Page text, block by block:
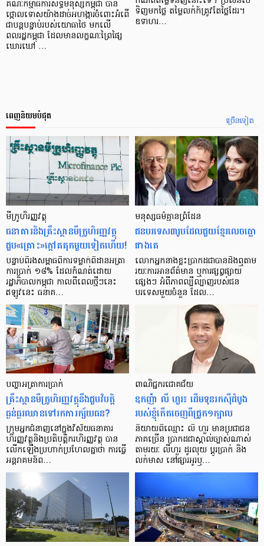
គណៈកម្មាធិការសិទ្ធិមនុស្សកម្ពុជា បាន
ថ្កោលទោសយ៉ាងដាច់អហង្ការចំពោះអំពើ
ជាបន្តបន្ទាប់របស់យោធាថៃ មកលើ
ពលរដ្ឋកម្ពុជា ដែលមានលក្ខណៈព្រៃផ្សៃ
ឃោរឃៅ …
ទិញ​​មក​ថ្លៃ តម្លៃ​លក់​ក៍​ត្រូវ​តែ​ថ្លៃ​ដែរ។
ឧទាហរ…
ច្រើនទៀត
ពេញនិយមបំផុត
មីក្រូ​ហិរញ្ញវត្ថុ
ធនាគារ​និង​គ្រឹះស្ថាន​មីក្រូ​ហិរញ្ញវត្ថុ​
ជួប«គ្រោះ»ក្តៅ​គគុក​មួយ​ទៀត​ហើយ!
បន្ទាប់​ពី​រង​សម្ពាធ​​ពី​ការ​ទម្លាក់​ពិដាន​អត្រា​
ការ​ប្រាក់ ១៨​% ដែល​កំណត់​ដោយ​
រដ្ឋាភិបាល​កម្ពុជា កាល​ពី​ពេល​ថ្មីៗ​នេះ
ឥឡូវ​នេះ ធនាគ…
មនុស្ស​ធម៌​គ្មាន​ព្រំដែន
ជន​បរទេស​៣​រូប​ដែល​ជួយ​ខ្មែរ​លេច​ធ្លោ​
ជាង​គេ
លោកអ្នក​នាង​ខ្លះ​ប្រាកដ​ជា​បាន​​ដឹង​ឮ​តាម​
រយៈ​ការ​អាន​ព័ត៌មាន ឬ​ការ​ផ្សព្វផ្សាយ​
ផ្សេងៗ អំពី​ភាព​ល្បីល្បាញ​របស់​ជន​
បរទេស​មួយ​ចំនួន ដែល…
បញ្ហា​អត្រា​ការប្រាក់
គ្រឹះស្ថាន​មីក្រូ​ហិរញ្ញវត្ថុ​នឹង​ជួប​វិបត្តិ​
ធ្ងន់ធ្ងរ​ឈាន​ទៅ​រក​ការ​ក្ស័យធន?
ក្រុម​អ្នក​ជំនាញ​នៅ​ក្នុង​វិស័យ​ធនាគារ
ហិរញ្ញវត្ថុ​និង​ប្រតិបត្តិករ​ហិរញ្ញ​វត្ថុ បាន​​
លើក​ឡើង​ប្រហាក់​ប្រហែល​គ្នា​ថា ការ​ធ្វើ​
អន្តរាគមន៍​ព…
ពាណិជ្ជករជោគជ័យ
ឧកញ៉ា លី ហួរ៖ ដើមទុនរកស៊ីដំបូង
របស់ខ្ញុំកើតចេញពីជ្រូក១ក្បាល
និយាយ​ពី​ឈ្មោះ លី ហួរ មាន​ប្រជាជន​
ភាគ​ច្រើន ប្រាកដ​ជា​ស្គាល់​ច្បាស់​ណាស់
តាមរយៈ លីហួរ ដូរ​លុយ ប្តូរ​បា្រក់ និង​
លក់​មាស នៅ​ផ្សារ​អូរ​ឫ…